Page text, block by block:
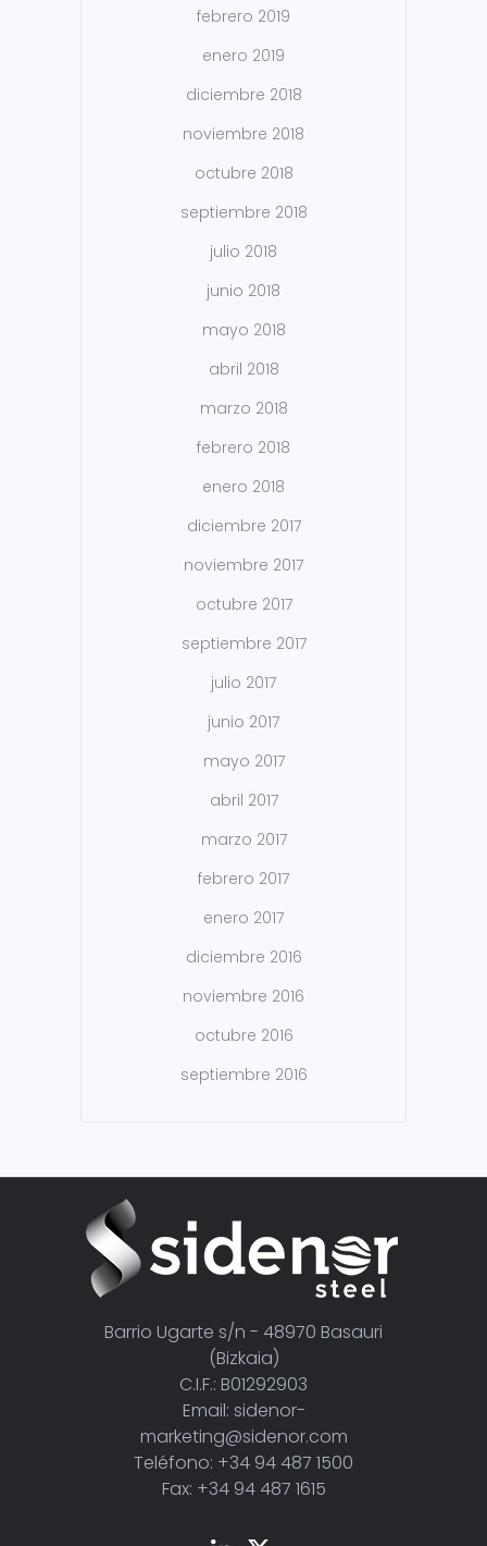
febrero 2019
enero 2019
diciembre 2018
noviembre 2018
octubre 2018
septiembre 2018
julio 2018
junio 2018
mayo 2018
abril 2018
marzo 2018
febrero 2018
enero 2018
diciembre 2017
noviembre 2017
octubre 2017
septiembre 2017
julio 2017
junio 2017
mayo 2017
abril 2017
marzo 2017
febrero 2017
enero 2017
diciembre 2016
noviembre 2016
octubre 2016
septiembre 2016
Barrio Ugarte s/n - 48970 Basauri
(Bizkaia)
C.I.F.: B01292903
Email: sidenor-
marketing@sidenor.com
Teléfono: +34 94 487 1500
Fax: +34 94 487 1615